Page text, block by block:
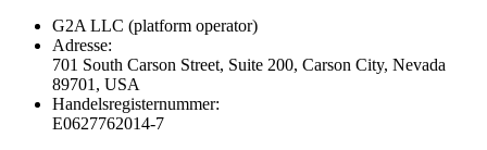
G2A LLC (platform operator)
Adresse:
701 South Carson Street, Suite 200, Carson City, Nevada
89701, USA
Handelsregisternummer:
E0627762014-7